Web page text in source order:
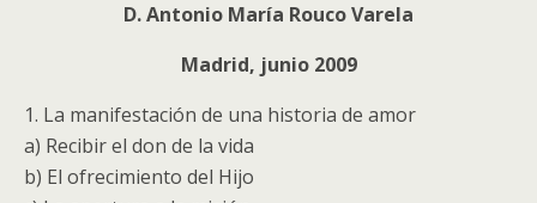
D. Antonio María Rouco Varela
Madrid, junio 2009
1. La manifestación de una historia de amor
a) Recibir el don de la vida
b) El ofrecimiento del Hijo